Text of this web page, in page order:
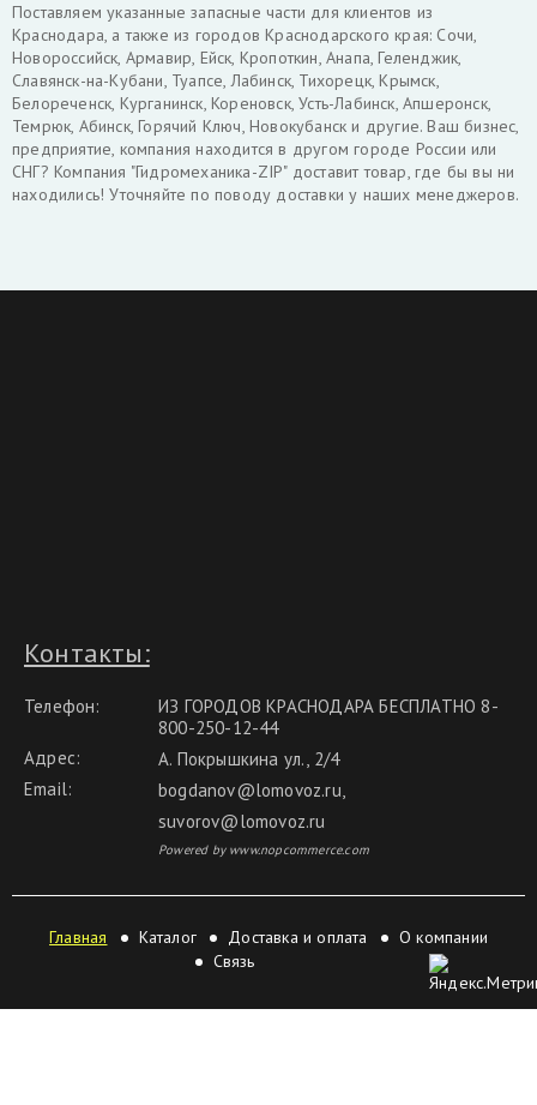
Поставляем указанные запасные части для клиентов из
Краснодара, а также из городов Краснодарского края: Сочи,
Новороссийск, Армавир, Ейск, Кропоткин, Анапа, Геленджик,
Славянск-на-Кубани, Туапсе, Лабинск, Тихорецк, Крымск,
Белореченск, Курганинск, Кореновск, Усть-Лабинск, Апшеронск,
Темрюк, Абинск, Горячий Ключ, Новокубанск и другие. Ваш бизнес,
предприятие, компания находится в другом городе России или
СНГ? Компания "Гидромеханика-ZIP" доставит товар, где бы вы ни
находились! Уточняйте по поводу доставки у наших менеджеров.
Контакты:
Телефон:
ИЗ ГОРОДОВ КРАСНОДАРА БЕСПЛАТНО 8-
800-250-12-44
Адрес:
А. Покрышкина ул., 2/4
Email:
bogdanov@lomovoz.ru,
suvorov@lomovoz.ru
Powered by www.nopcommerce.com
Главная Каталог Доставка и оплата
О компании
Связь